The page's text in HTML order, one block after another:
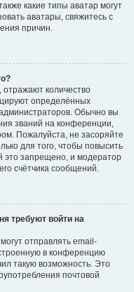
какие типы аватар могут
аватары, свяжитесь с
причин.
количество
определённых
Обычно вы
званий на конференции,
Пожалуйста, не засоряйте
для того, чтобы повысить
это запрещено, и модератор
счётчика сообщений.
требуют войти на
отправлять email-
в конференцию
такую возможность. Это
почтовой